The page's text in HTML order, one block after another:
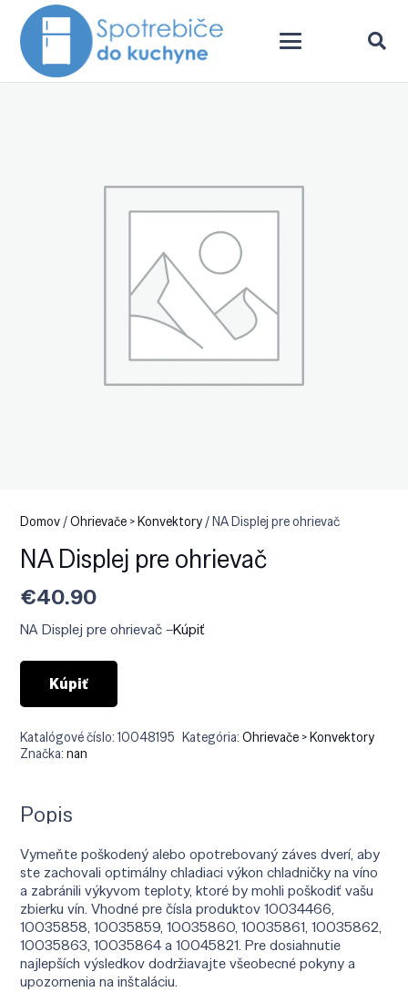
Domov/Ohrievače > Konvektory/ NA Displej pre ohrievač
NA Displej pre ohrievač
€40.90
NA Displej pre ohrievač –Kúpiť
Kúpiť
Katalógové číslo:10048195 Kategória:Ohrievače > Konvektory
Značka:nan
Popis
Vymeňte poškodený alebo opotrebovaný záves dverí, aby
ste zachovali optimálny chladiaci výkon chladničky na víno
a zabránili výkyvom teploty, ktoré by mohli poškodiť vašu
zbierku vín. Vhodné pre čísla produktov 10034466,
10035858, 10035859, 10035860, 10035861, 10035862,
10035863, 10035864 a 10045821. Pre dosiahnutie
najlepších výsledkov dodržiavajte všeobecné pokyny a
upozornenia na inštaláciu.